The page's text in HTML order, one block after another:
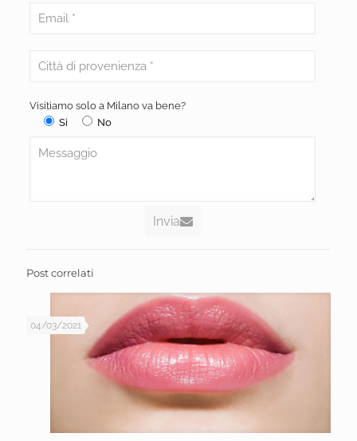
Visitiamo solo a Milano va bene?
Si
No
Invia
Post correlati
04/03/2021